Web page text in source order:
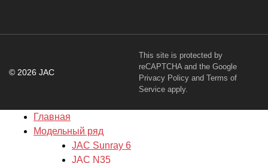
© 2026 JAC
This site is protected by
reCAPTCHA and the Google
Privacy Policy and Terms of
Service apply.
Главная
Модельный ряд
JAC Sunray 6
JAC N35